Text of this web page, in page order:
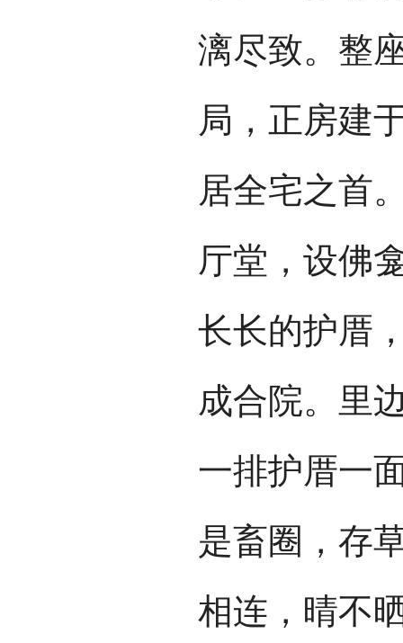
漓尽致。整
局，正房建
居全宅之首
厅堂，设佛
长长的护厝
成合院。里
一排护厝一
是畜圈，存
相连，晴不